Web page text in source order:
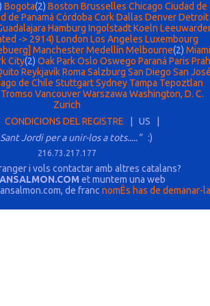
Bogota(2) Boston Brusselles Chicago Ciudad de
de Panamá Córdoba CorkDallas DenverDetroit
Hamburg Ingolstadt Koeln
-> 2914) London Los Angeles Luxembourg
Manchester Medellín Melbourne(2) Miami
City(2) Oak Park Oslo Oswego Paraná Paris
ReykjavíkRoma Salzburg San Diego San
de Chile StuttgartSydney Tampa Tepoztlan
Tromso Vancouver Warszawa Washington, D. C.
Zurich
CONDICIONS DEL REGISTRE | US |
Jordi per a unir-los a tots.....":)
216.73.217.177
i vols contactar amb altres catalans?
et muntem una web
de franc nomÈs has de demanar-la